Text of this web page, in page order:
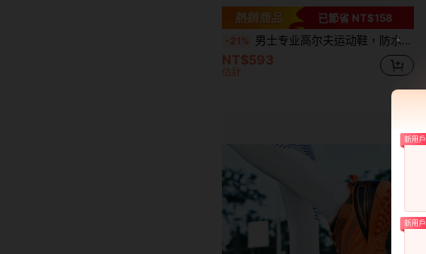
已節省 NT$158
-21% 男士专业高尔夫运动鞋，防水防滑时尚休闲鞋
NT$593
估計
新用戶
新用戶